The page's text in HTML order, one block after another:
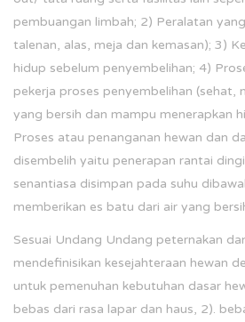
pembuangan limbah; 2) Peralatan
talenan, alas, meja dan kemasan); 3)
hidup sebelum penyembelihan; 4)
pekerja proses penyembelihan (sehat,
yang bersih dan mampu menerapkan
Proses atau penanganan hewan dan
disembelih yaitu penerapan rantai
senantiasa disimpan pada suhu
memberikan es batu dari air yang
Sesuai Undang Undang peternakan
mendefinisikan kesejahteraan hewan
untuk pemenuhan kebutuhan dasar
bebas dari rasa lapar dan haus, 2).